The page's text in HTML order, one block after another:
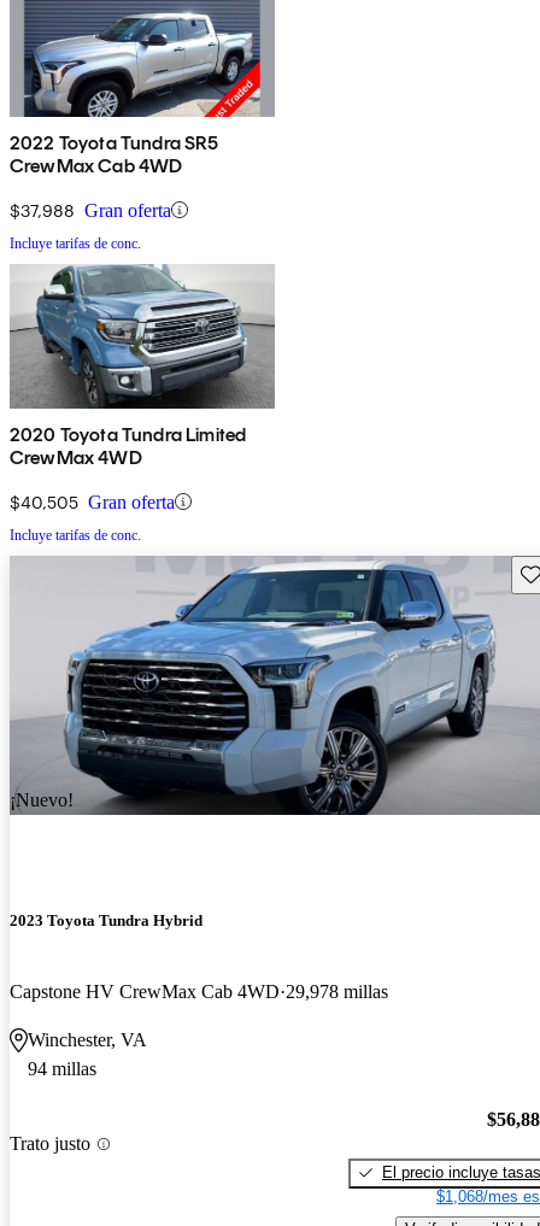
2022 Toyota Tundra SR5
CrewMax Cab 4WD
$37,988 Gran oferta
Incluye tarifas de conc.
2020 Toyota Tundra Limited
CrewMax 4WD
$40,505 Gran oferta
Incluye tarifas de conc.
¡Nuevo!
2023 Toyota Tundra Hybrid
Capstone HV CrewMax Cab 4WD 29,978 millas
Winchester, VA
94 millas
Trato justo
El precio incluye tasas
$1,068/mes